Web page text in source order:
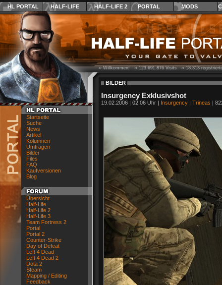
HL PORTAL HALF-LIFE HALF-LIFE 2 PORTAL MODS
Startseite
Suche
News
Artikel
Kolumnen
Umfragen
Bilder
Files
FAQ
Kaufversionen
Blog
Übersicht
Half-Life
Half-Life 2
Half-Life 3
Team Fortress 2
Portal
Portal 2
Counter-Strike
Day of Defeat
Left 4 Dead
Left 4 Dead 2
Dota 2
Steam
Mapping / Editing
Feedback
›› Willkommen! ››123.691.876Visits ››18.313
BILDER
Insurgency Exklusivshot
19.02.2006 | 02:06 Uhr | Insurgency | Trineas |